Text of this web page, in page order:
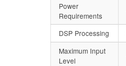
Power
Requirements
DSP Processing
Maximum Input
Level